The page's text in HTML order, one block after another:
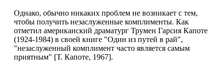
Однако, обычно никаких проблем не возникает с тем,
чтобы получить незаслуженные комплименты. Как
отметил американский драматург Трумен Гарсия Капоте
(1924-1984) в своей книге "Один из путей в рай",
"незаслуженный комплимент часто является самым
приятным" [Т. Капоте, 1967].